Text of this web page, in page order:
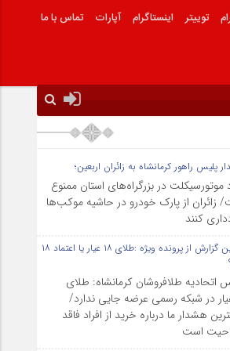
توییتر اینستاگرام آپارات تماس با ما
پلیس راهور کرمانشاه به زائران اربعین؛
موتورسیکلت در بزرگراه‌های استان ممنوع
زائران از پارک خودرو در حاشیه موکب‌ها
کنند
دومین گزارش از پرونده ویژه :طلای ۱۸ عیار یا اعتماد ۱۸
اتحادیه طلافروشان کرمانشاه: طلای
در شبکه رسمی عرضه جایی ندارد/
هشدار ما درباره خرید از افراد فاقد
است